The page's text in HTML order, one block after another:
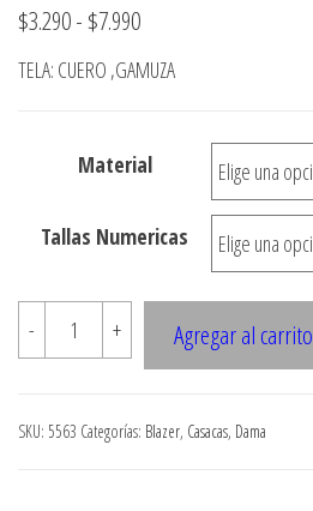
$3.290- $7.990Rango
de
$3.290
TELA: CUERO ,GAMUZA
Material
Tallas Numericas
-
5563
CASACA
PRINCESA
+ Agregar al carrito
SKU: 5563 Categorías: Blazer, Casacas, Dama